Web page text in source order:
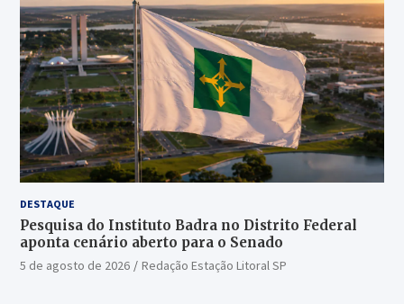
DESTAQUE
Pesquisa do Instituto Badra no Distrito Federal
aponta cenário aberto para o Senado
5 de agosto de 2026 Redação Estação Litoral SP